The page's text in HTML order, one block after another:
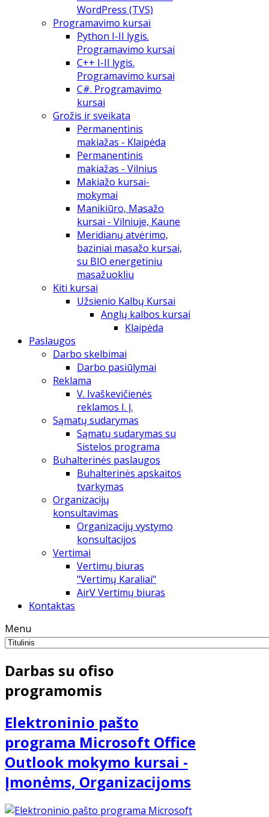
WordPress (TVS)
Programavimo kursai
Python I-II lygis.
Programavimo kursai
C++ I-II lygis.
Programavimo kursai
C#. Programavimo
kursai
Grožis ir sveikata
Permanentinis
makiažas - Klaipėda
Permanentinis
makiažas - Vilnius
Makiažo kursai-
mokymai
Manikiūro, Masažo
kursai - Vilniuje, Kaune
Meridianų atvėrimo,
baziniai masažo kursai,
su BIO energetiniu
masažuokliu
Kiti kursai
Užsienio Kalbų Kursai
Anglų kalbos kursai
Klaipėda
Paslaugos
Darbo skelbimai
Darbo pasiūlymai
Reklama
V. Ivaškevičienės
reklamos I. Į.
Sąmatų sudarymas
Sąmatų sudarymas su
Sistelos programa
Buhalterinės paslaugos
Buhalterinės apskaitos
tvarkymas
Organizacijų
konsultavimas
Organizacijų vystymo
konsultacijos
Vertimai
Vertimų biuras
"Vertimų Karaliai"
AirV Vertimų biuras
Kontaktas
Menu
Darbas su ofiso
programomis
Elektroninio pašto
programa Microsoft Office
Outlook mokymo kursai -
Įmonėms, Organizacijoms